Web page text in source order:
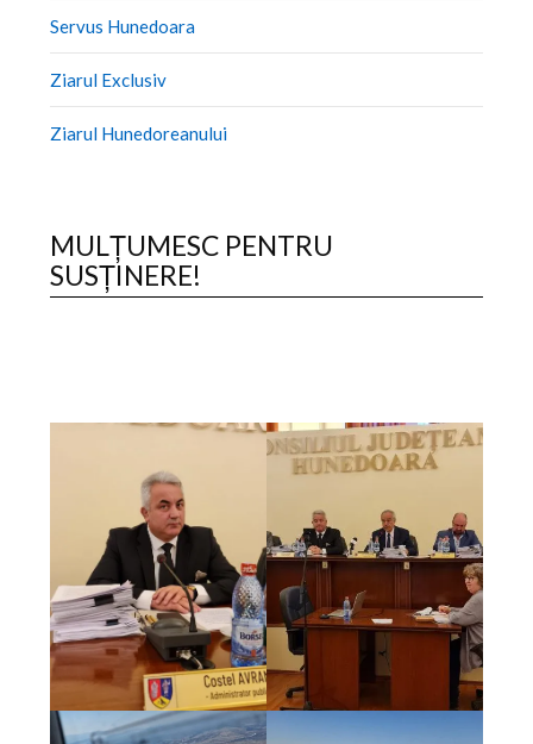
Servus Hunedoara
Ziarul Exclusiv
Ziarul Hunedoreanului
MULȚUMESC PENTRU
SUSȚINERE!